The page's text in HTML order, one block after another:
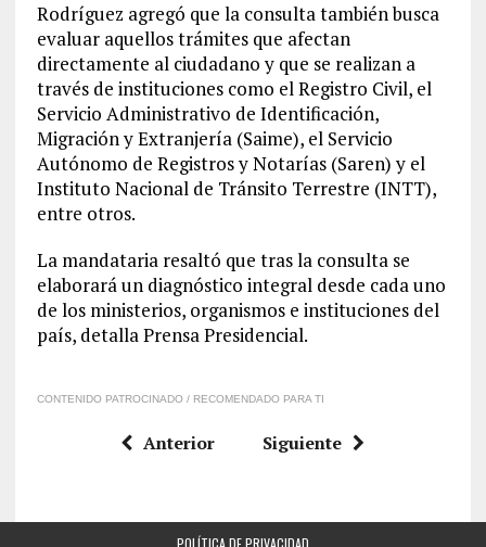
Rodríguez agregó que la consulta también busca
evaluar aquellos trámites que afectan
directamente al ciudadano y que se realizan a
través de instituciones como el Registro Civil, el
Servicio Administrativo de Identificación,
Migración y Extranjería (Saime), el Servicio
Autónomo de Registros y Notarías (Saren) y el
Instituto Nacional de Tránsito Terrestre (INTT),
entre otros.
La mandataria resaltó que tras la consulta se
elaborará un diagnóstico integral desde cada uno
de los ministerios, organismos e instituciones del
país, detalla Prensa Presidencial.
CONTENIDO PATROCINADO / RECOMENDADO PARA TI
Anterior Siguiente
POLÍTICA DE PRIVACIDAD